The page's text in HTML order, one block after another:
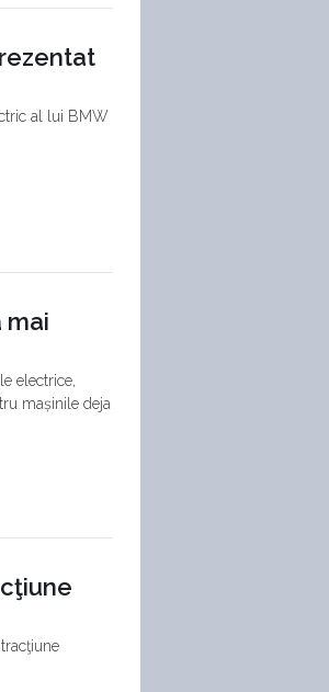
al lui BMW
mai
electrice,
mașinile deja